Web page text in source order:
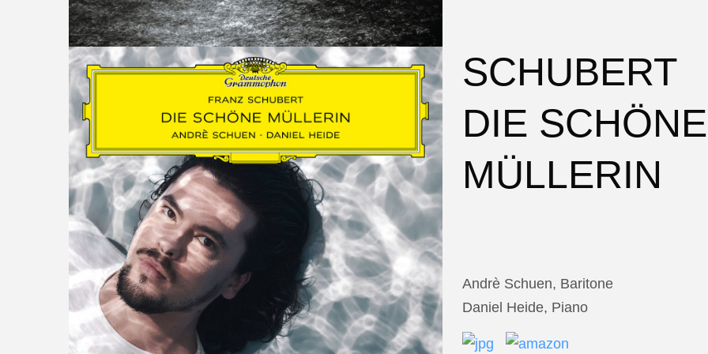
SCHUBERT
DIE SCHÖNE
MÜLLERIN
Andrè Schuen, Baritone
Daniel Heide, Piano